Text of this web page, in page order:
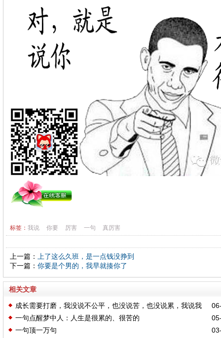
标签： 我说 你要 厉害 一句 真厉害
上一篇：
上了这么久班，是一点钱没挣到
下一篇： 你要是个男的，我早就揍你了
相关文章
成长需要打磨，我没说不公平，也没说苦，也没说累，我说我
知道了
一句点醒梦中人：人生是很累的、很苦的
一句顶一万句